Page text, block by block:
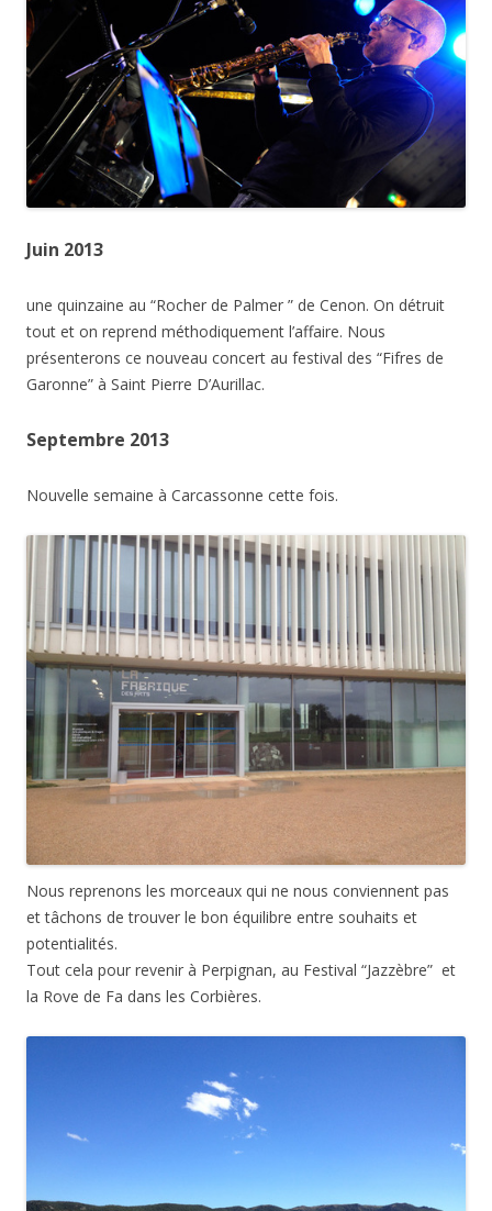
Juin 2013
une quinzaine au “Rocher de Palmer ” de Cenon. On détruit
tout et on reprend méthodiquement l’affaire. Nous
présenterons ce nouveau concert au festival des “Fifres de
Garonne” à Saint Pierre D’Aurillac.
Septembre 2013
Nouvelle semaine à Carcassonne cette fois.
Nous reprenons les morceaux qui ne nous conviennent pas
et tâchons de trouver le bon équilibre entre souhaits et
potentialités.
Tout cela pour revenir à Perpignan, au Festival “Jazzèbre” et
la Rove de Fa dans les Corbières.